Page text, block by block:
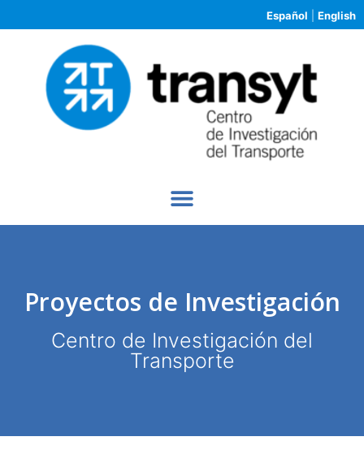
Español English
Proyectos de Investigación
Centro de Investigación del
Transporte